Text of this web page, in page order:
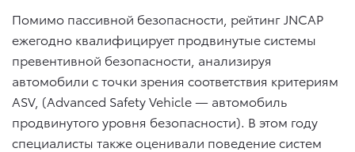
Помимо пассивной безопасности, рейтинг JNCAP
ежегодно квалифицирует продвинутые системы
превентивной безопасности, анализируя
автомобили с точки зрения соответствия критериям
ASV, (Advanced Safety Vehicle — автомобиль
продвинутого уровня безопасности). В этом году
специалисты также оценивали поведение систем